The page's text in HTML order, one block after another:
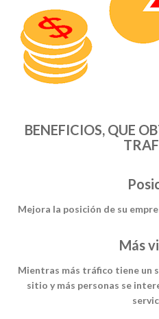
BENEFICIOS, QUE
Mejora la posición de su
Más
Mientras más tráfico tiene un
sitio y más personas se